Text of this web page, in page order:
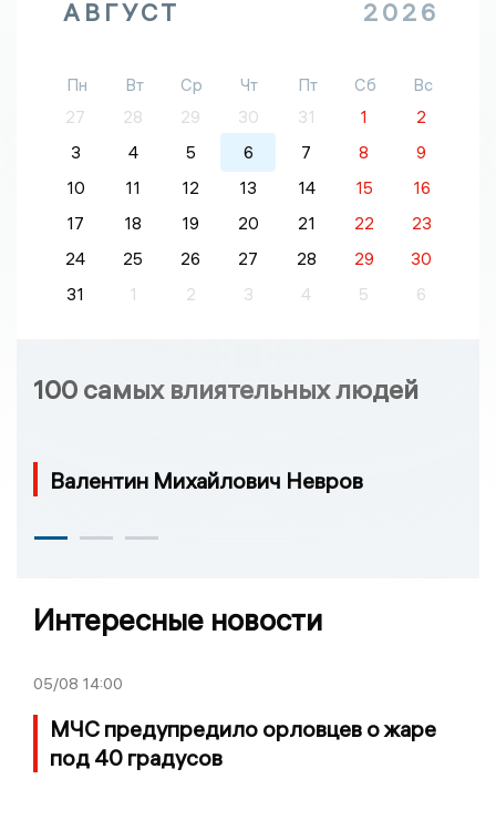
АВГУСТ 2026
Пн Вт Ср Чт Пт Сб
Вс
27
28 29 30 31 1
2
3
4 5 6 7 8
9
10
11 12 13 14 15
16
17
18 19 20 21 22
23
24
25 26 27 28 29
30
31
1 2 3 4 5 6
100 самых влиятельных людей
Валентин Михайлович Невров
Интересные новости
05/08 14:00
МЧС предупредило орловцев о жаре
под 40 градусов